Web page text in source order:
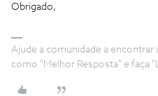
Obrigado,
Ajude a comunidade a
como "Melhor Resposta" e faça